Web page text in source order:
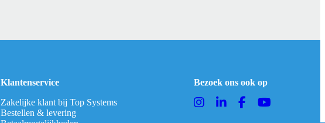
Klantenservice
Zakelijke klant bij Top Systems
Bestellen & levering
Bezoek ons ook op